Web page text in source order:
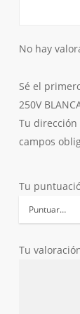
No hay
Sé el
250V
Tu
campos
Tu
Tu